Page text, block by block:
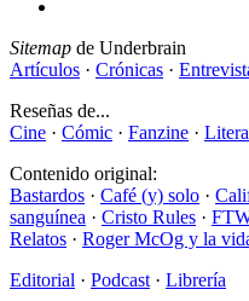
Sitemap de Underbrain
Artículos · Crónicas ·
Reseñas de...
Cine · Cómic · Fanzine ·
Contenido original:
Bastardos · Café (y) solo ·
sanguínea · Cristo Rules ·
Relatos · Roger McOg y la
Editorial · Podcast · Librería